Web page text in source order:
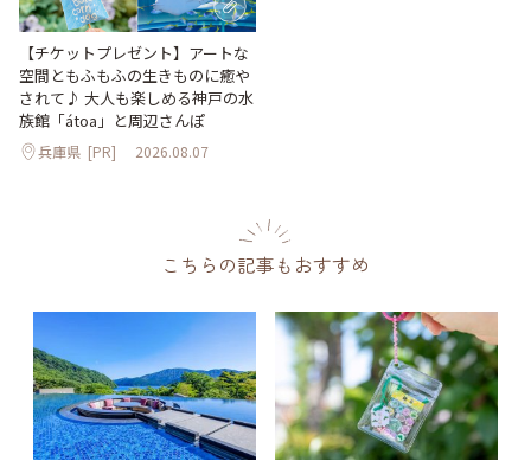
【チケットプレゼント】アートな
空間ともふもふの生きものに癒や
されて♪ 大人も楽しめる神戸の水
族館「átoa」と周辺さんぽ
兵庫県 [PR] 2026.08.07
こちらの記事もおすすめ